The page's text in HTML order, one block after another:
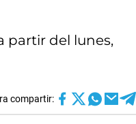
partir del lunes,
compartir: